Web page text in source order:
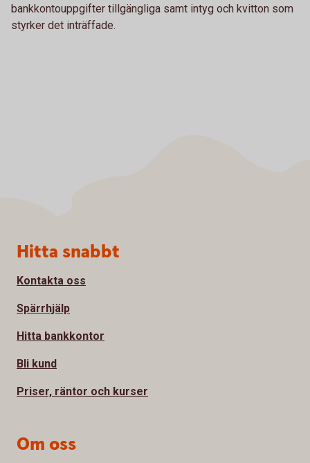
bankkontouppgifter tillgängliga samt intyg och kvitton som
styrker det inträffade.
Sidfot
Hitta snabbt
Kontakta oss
Spärrhjälp
Hitta bankkontor
Bli kund
Priser, räntor och kurser
Om oss